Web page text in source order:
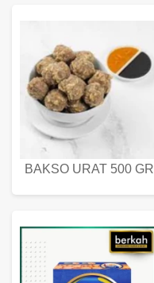
BAKSO URAT 500 GR